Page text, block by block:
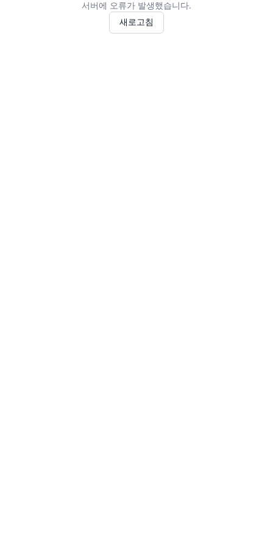
서버에 오류가 발생했습니다.
새로고침